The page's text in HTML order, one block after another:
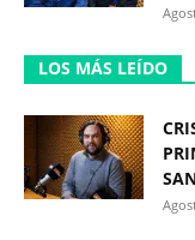
LOS MÁS LEÍDO